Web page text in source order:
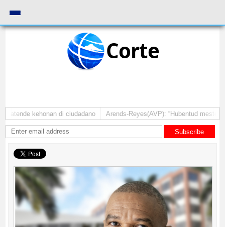
Corte
atende kehonan di ciudadano Arends-Reyes(AVP): “Hubentud mester
Subscribe